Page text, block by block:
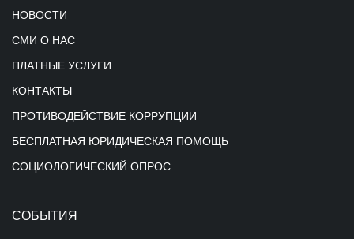
НОВОСТИ
СМИ О НАС
ПЛАТНЫЕ УСЛУГИ
КОНТАКТЫ
ПРОТИВОДЕЙСТВИЕ КОРРУПЦИИ
БЕСПЛАТНАЯ ЮРИДИЧЕСКАЯ ПОМОЩЬ
СОЦИОЛОГИЧЕСКИЙ ОПРОС
СОБЫТИЯ